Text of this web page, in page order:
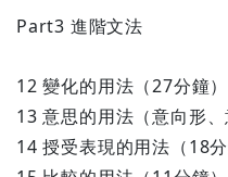
Part3 進階文法
12 變化的用法（27分鐘）
13 意思的用法（意向形
14 授受表現的用法（18分